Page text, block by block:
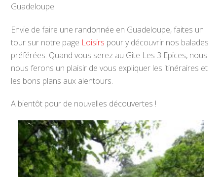
Guadeloupe.
Envie de faire une randonnée en Guadeloupe, faites un
tour sur notre page Loisirs pour y découvrir nos balades
préférées. Quand vous serez au Gîte Les 3 Epices, nous
nous ferons un plaisir de vous expliquer les itinéraires et
les bons plans aux alentours.
A bientôt pour de nouvelles découvertes !